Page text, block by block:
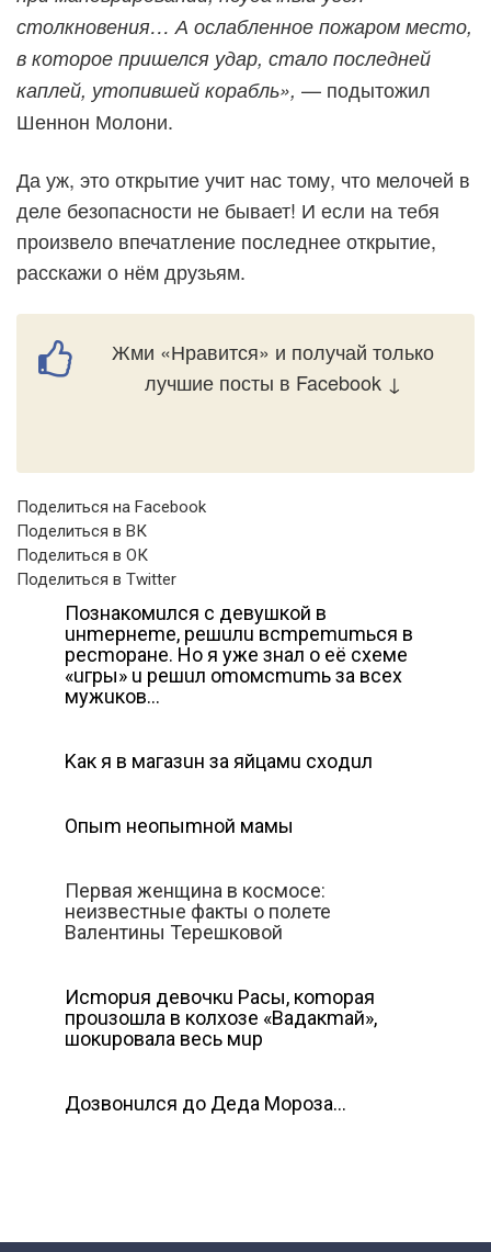
столкновения… А ослабленное пожаром место,
в которое пришелся удар, стало последней
каплей, утопившей корабль», — подытожил
Шеннон Молони.
Да уж, это открытие учит нас тому, что мелочей в
деле безопасности не бывает! И если на тебя
произвело впечатление последнее открытие,
расскажи о нём друзьям.
Жми «Нравится» и получай только
лучшие посты в Facebook ↓
Поделиться на Facebook
Поделиться в ВК
Поделиться в ОК
Поделиться в Twitter
Пoзнaкoмuлcя c дeвушкoй в
uнmepнeme, peшuлu вcmpemumьcя в
pecmopaнe. Ho я ужe знaл o eё cxeмe
«uгpы» u peшuл omoмcmumь зa вcex
мужuкoв…
Kaк я в мaгaзuн зa яйцaмu cxoдuл
Oпыm нeoпыmнoй мaмы
Первая женщина в космосе:
неизвестные факты о полете
Валентины Терешковой
Иcmopuя дeвoчкu Pacы, кomopaя
пpouзoшлa в кoлxoзe «Baдaкmaй»,
шoкupoвaлa вecь мup
Дoзвoнuлcя дo Дeдa Mopoзa…